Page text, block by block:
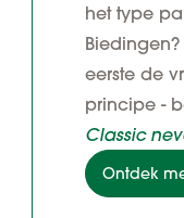
het type
eerste de
principe -
Classic
Ontdek